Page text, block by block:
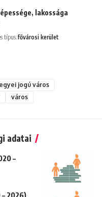
lakossága
típus:fővárosi kerület
jogú város
város
adatai
–
2026)